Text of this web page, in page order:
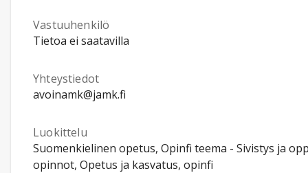
Vastuuhenkilö
Tietoa ei saatavilla
Yhteystiedot
avoinamk@jamk.fi
Luokittelu
Suomenkielinen opetus, Opinfi teema - Sivistys ja
opinnot, Opetus ja kasvatus, opinfi